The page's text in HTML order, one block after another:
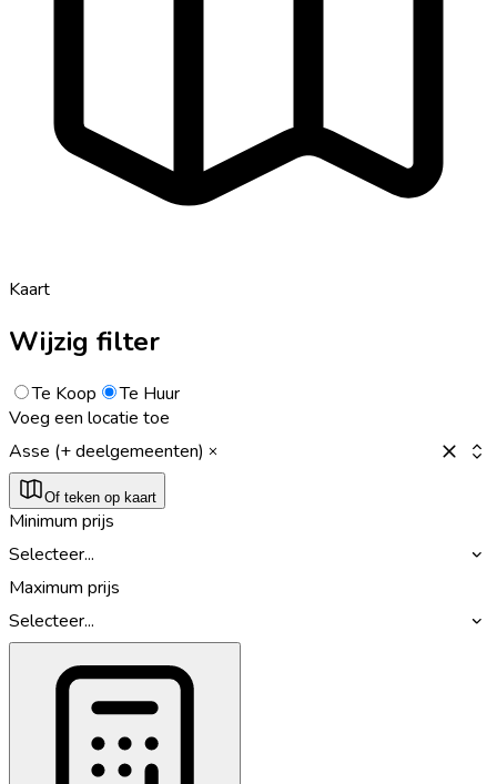
Kaart
Wijzig filter
Te Koop
Te Huur
Voeg een locatie toe
Asse (+ deelgemeenten)
Of teken op kaart
Minimum prijs
Selecteer...
Maximum prijs
Selecteer...